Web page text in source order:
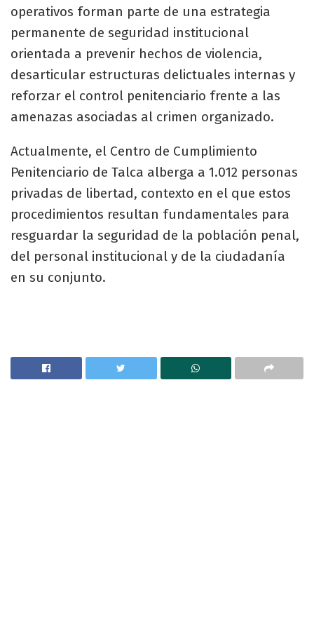
operativos forman parte de una estrategia
permanente de seguridad institucional
orientada a prevenir hechos de violencia,
desarticular estructuras delictuales internas y
reforzar el control penitenciario frente a las
amenazas asociadas al crimen organizado.
Actualmente, el Centro de Cumplimiento
Penitenciario de Talca alberga a 1.012 personas
privadas de libertad, contexto en el que estos
procedimientos resultan fundamentales para
resguardar la seguridad de la población penal,
del personal institucional y de la ciudadanía
en su conjunto.